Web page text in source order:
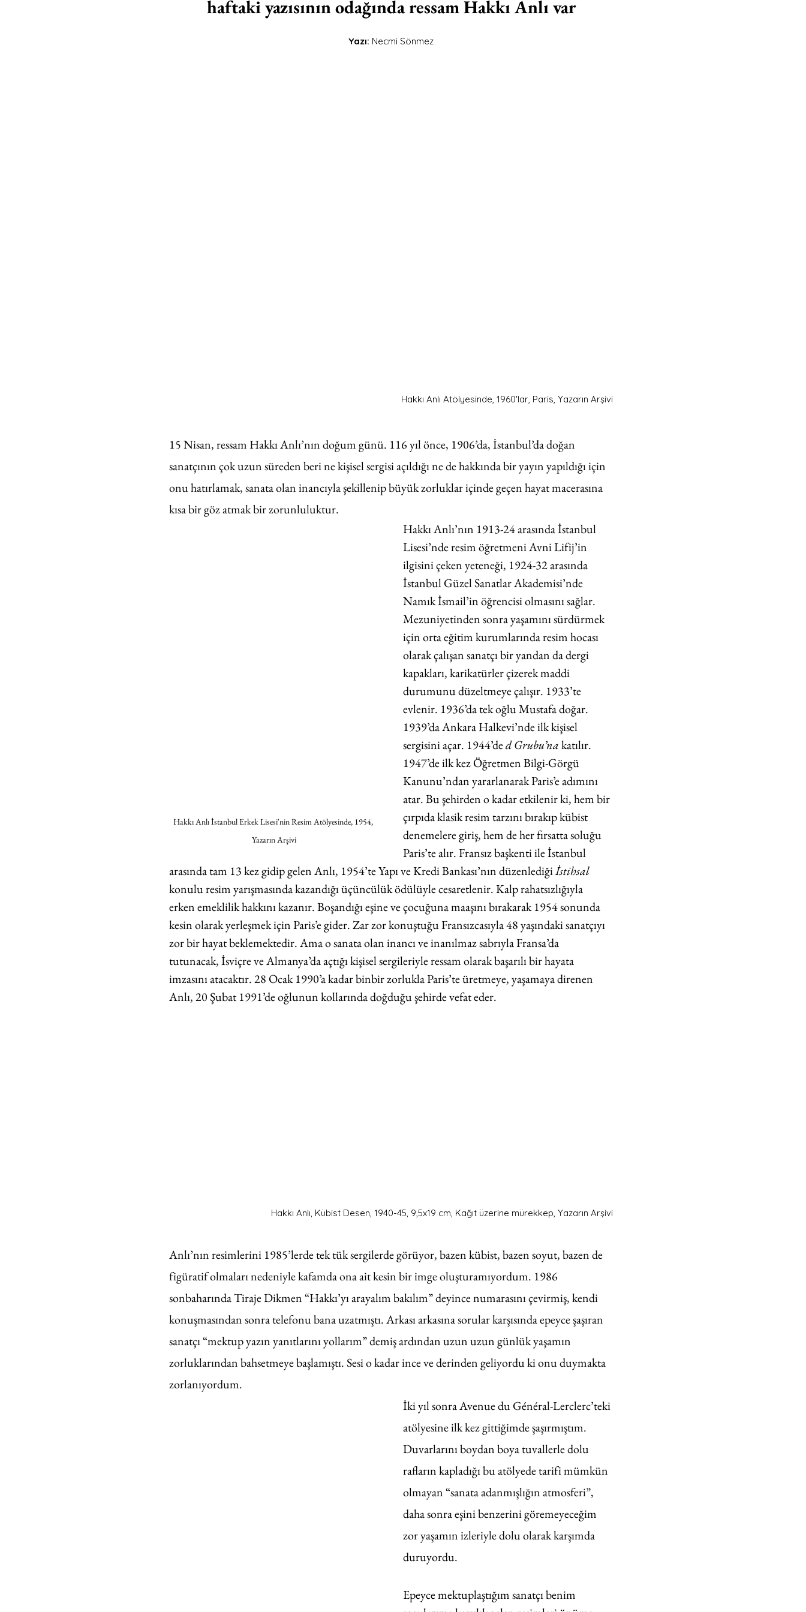
haftaki yazısının odağında ressam Hakkı Anlı var
Yazı: Necmi Sönmez
Hakkı Anlı Atölyesinde, 1960'lar, Paris, Yazarın Arşivi
15 Nisan, ressam Hakkı Anlı’nın doğum günü. 116 yıl önce, 1906’da, İstanbul’da doğan
sanatçının çok uzun süreden beri ne kişisel sergisi açıldığı ne de hakkında bir yayın yapıldığı için
onu hatırlamak, sanata olan inancıyla şekillenip büyük zorluklar içinde geçen hayat macerasına
kısa bir göz atmak bir zorunluluktur.
Hakkı Anlı İstanbul Erkek Lisesi'nin Resim Atölyesinde, 1954,
Yazarın Arşivi
Hakkı Anlı’nın 1913-24 arasında İstanbul
Lisesi’nde resim öğretmeni Avni Lifij’in
ilgisini çeken yeteneği, 1924-32 arasında
İstanbul Güzel Sanatlar Akademisi’nde
Namık İsmail’in öğrencisi olmasını sağlar.
Mezuniyetinden sonra yaşamını sürdürmek
için orta eğitim kurumlarında resim hocası
olarak çalışan sanatçı bir yandan da dergi
kapakları, karikatürler çizerek maddi
durumunu düzeltmeye çalışır. 1933’te
evlenir. 1936’da tek oğlu Mustafa doğar.
1939’da Ankara Halkevi’nde ilk kişisel
sergisini açar. 1944’de d Grubu’na katılır.
1947’de ilk kez Öğretmen Bilgi-Görgü
Kanunu’ndan yararlanarak Paris’e adımını
atar. Bu şehirden o kadar etkilenir ki, hem bir
çırpıda klasik resim tarzını bırakıp kübist
denemelere giriş, hem de her fırsatta soluğu
Paris’te alır. Fransız başkenti ile İstanbul
arasında tam 13 kez gidip gelen Anlı, 1954’te Yapı ve Kredi Bankası’nın düzenlediği İstihsal
konulu resim yarışmasında kazandığı üçüncülük ödülüyle cesaretlenir. Kalp rahatsızlığıyla
erken emeklilik hakkını kazanır. Boşandığı eşine ve çocuğuna maaşını bırakarak 1954 sonunda
kesin olarak yerleşmek için Paris’e gider. Zar zor konuştuğu Fransızcasıyla 48 yaşındaki sanatçıyı
zor bir hayat beklemektedir. Ama o sanata olan inancı ve inanılmaz sabrıyla Fransa’da
tutunacak, İsviçre ve Almanya’da açtığı kişisel sergileriyle ressam olarak başarılı bir hayata
imzasını atacaktır. 28 Ocak 1990’a kadar binbir zorlukla Paris’te üretmeye, yaşamaya direnen
Anlı, 20 Şubat 1991’de oğlunun kollarında doğduğu şehirde vefat eder.
Hakkı Anlı, Kübist Desen, 1940-45, 9,5x19 cm, Kağıt üzerine mürekkep, Yazarın Arşivi
Anlı’nın resimlerini 1985’lerde tek tük sergilerde görüyor, bazen kübist, bazen soyut, bazen de
figüratif olmaları nedeniyle kafamda ona ait kesin bir imge oluşturamıyordum. 1986
sonbaharında Tiraje Dikmen “Hakkı’yı arayalım bakılım” deyince numarasını çevirmiş, kendi
konuşmasından sonra telefonu bana uzatmıştı. Arkası arkasına sorular karşısında epeyce şaşıran
sanatçı “mektup yazın yanıtlarını yollarım” demiş ardından uzun uzun günlük yaşamın
zorluklarından bahsetmeye başlamıştı. Sesi o kadar ince ve derinden geliyordu ki onu duymakta
zorlanıyordum.
İki yıl sonra Avenue du Général-Lerclerc’teki
atölyesine ilk kez gittiğimde şaşırmıştım.
Duvarlarını boydan boya tuvallerle dolu
rafların kapladığı bu atölyede tarifi mümkün
olmayan “sanata adanmışlığın atmosferi”,
daha sonra eşini benzerini göremeyeceğim
zor yaşamın izleriyle dolu olarak karşımda
duruyordu.
Epeyce mektuplaştığım sanatçı benim